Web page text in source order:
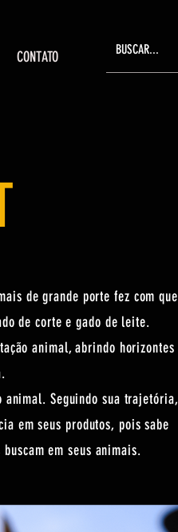
CONTATO
de grande porte fez com que
de corte e gado de leite.
animal, abrindo horizontes
animal. Seguindo sua trajetória,
em seus produtos, pois sabe
em seus animais.